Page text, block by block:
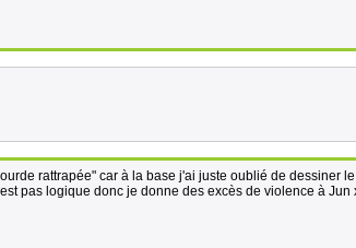
rattrapée" car à la base j'ai juste oublié de dessiner
pas logique donc je donne des excès de violence à Jun